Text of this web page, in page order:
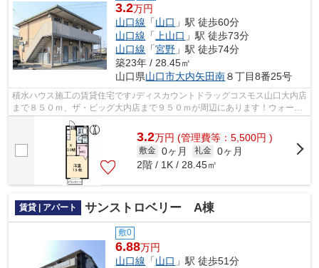
3.2万円
山口線 「山口 」駅 徒歩60分
山口線 「上山口 」駅 徒歩73分
山口線 「宮野 」駅 徒歩74分
築23年 / 28.45㎡
山口県山口市大内矢田南８丁目8番25号
積水ハウス施工の賃貸住宅です♪ディスカウントドラッグコスモス山口大内店
まで８５０ｍ、ザ・ビッグ大内店まで９５０ｍが周辺にあります！ウォーク
インクローゼット付き！駐車場１台無...
3.2万円 (管理費等：5,500円 )
敷金 0ヶ月 礼金 0ヶ月
2階 / 1K / 28.45㎡
賃貸 | アパート サンストロベリー A棟
敷0
6.88万円
山口線 「山口 」駅 徒歩51分